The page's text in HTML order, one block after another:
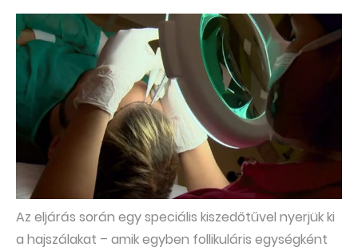
Az eljárás során egy speciális kiszedőtűvel nyerjük ki
a hajszálakat – amik egyben follikuláris egységként